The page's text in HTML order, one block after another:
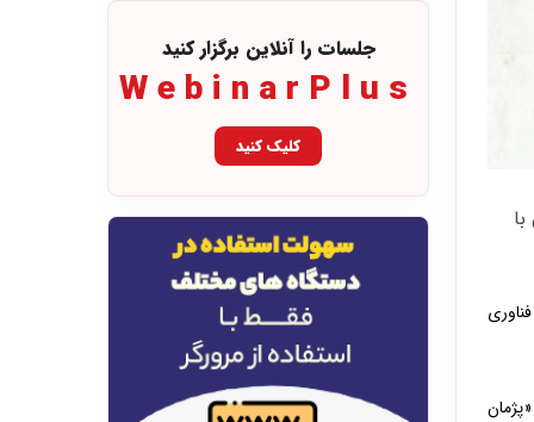
جلسات را آنلاین برگزار کنید
WebinarPlus
کلیک کنید